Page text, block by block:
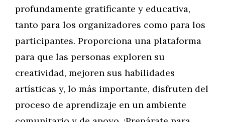
profundamente gratificante y educativa,
tanto para los organizadores como para los
participantes. Proporciona una plataforma
para que las personas exploren su
creatividad, mejoren sus habilidades
artísticas y, lo más importante, disfruten del
proceso de aprendizaje en un ambiente